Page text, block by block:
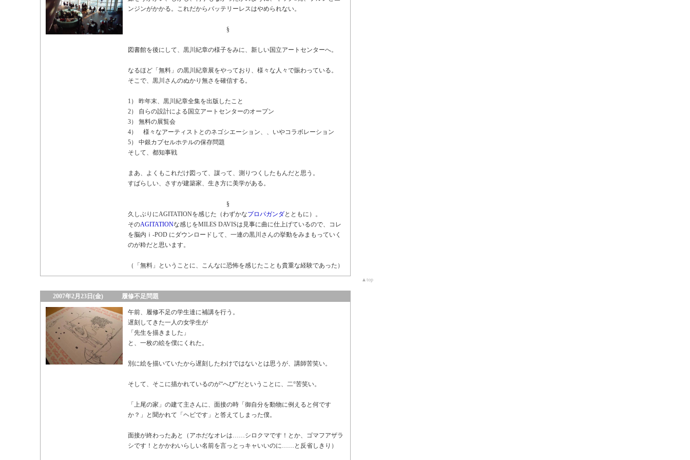
ンジンがかかる。これだからバッテリーレスはやめられない。
§
図書館を後にして、黒川紀章の様子をみに、新しい国立アートセンターへ。
なるほど「無料」の黒川紀章展をやっており、様々な人々で賑わっている。
そこで、黒川さんのぬかり無さを確信する。
1） 昨年末、黒川紀章全集を出版したこと
2） 自らの設計による国立アートセンターのオープン
3） 無料の展覧会
4） 様々なアーティストとのネゴシエーション、、いやコラボレーション
5） 中銀カプセルホテルの保存問題
そして、都知事戦
まあ、よくもこれだけ図って、謀って、測りつくしたもんだと思う。
すばらしい、さすが建築家、生き方に美学がある。
§
久しぶりにAGITATIONを感じた（わずかなプロパガンダとともに）。
そのAGITATIONな感じをMILES DAVISは見事に曲に仕上げているので、コレ
を脳内ｉ-POD にダウンロードして、一連の黒川さんの挙動をみまもっていく
のが粋だと思います。
（「無料」ということに、こんなに恐怖を感じたことも貴重な経験であった）
▲top
2007年2月23日(金) 履修不足問題
午前、履修不足の学生達に補講を行う。
遅刻してきた一人の女学生が
「先生を描きました」
と、一枚の絵を僕にくれた。
別に絵を描いていたから遅刻したわけではないとは思うが、講師苦笑い。
そして、そこに描かれているのが“へび”だということに、二°苦笑い。
「上尾の家」の建て主さんに、面接の時「御自分を動物に例えると何です
か？」と聞かれて「ヘビです」と答えてしまった僕。
面接が終わったあと（アホだなオレは……シロクマです！とか、ゴマフアザラ
シです！とかかわいらしい名前を言っとっキャいいのに……と反省しきり）